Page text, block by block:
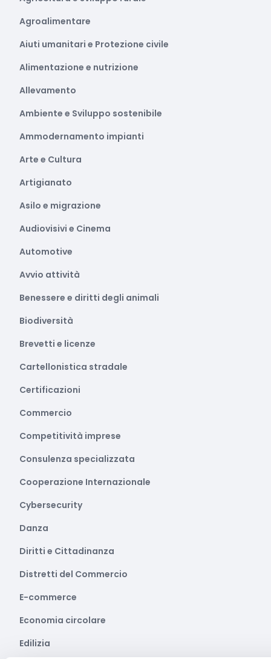
Agroalimentare
Aiuti umanitari e Protezione civile
Alimentazione e nutrizione
Allevamento
Ambiente e Sviluppo sostenibile
Ammodernamento impianti
Arte e Cultura
Artigianato
Asilo e migrazione
Audiovisivi e Cinema
Automotive
Avvio attività
Benessere e diritti degli animali
Biodiversità
Brevetti e licenze
Cartellonistica stradale
Certificazioni
Commercio
Competitività imprese
Consulenza specializzata
Cooperazione Internazionale
Cybersecurity
Danza
Diritti e Cittadinanza
Distretti del Commercio
E-commerce
Economia circolare
Edilizia